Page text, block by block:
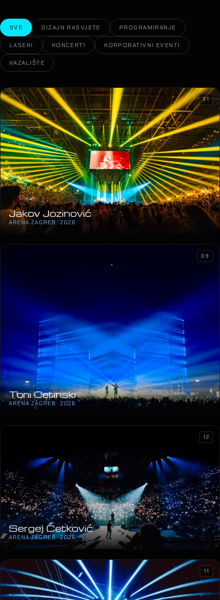
SVE DIZAJN RASVJETE PROGRAMIRANJE
LASERI KONCERTI KORPORATIVNI EVENTI
KAZALIŠTE
Jakov Jozinović
ARENA ZAGREB · 2026
31
Toni Cetinski
ARENA ZAGREB · 2026
09
Sergej Ćetković
ARENA ZAGREB · 2026
12
11